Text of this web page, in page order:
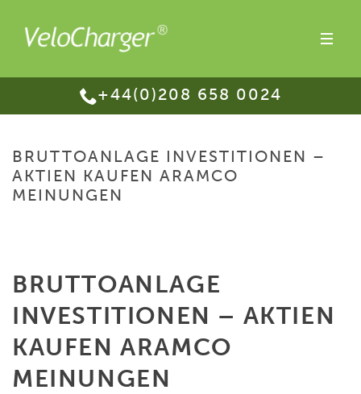
+44(0)208 658 0024
BRUTTOANLAGE INVESTITIONEN –
AKTIEN KAUFEN ARAMCO
MEINUNGEN
BRUTTOANLAGE
INVESTITIONEN – AKTIEN
KAUFEN ARAMCO
MEINUNGEN